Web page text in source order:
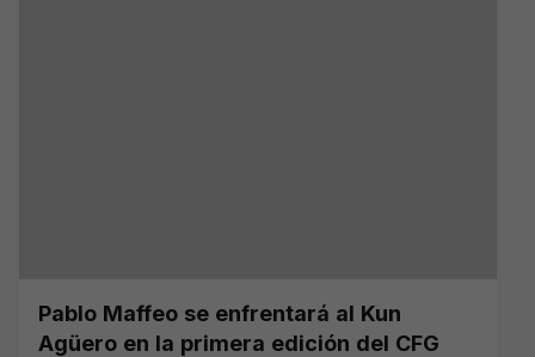
Pablo Maffeo se enfrentará al Kun
Agüero en la primera edición del CFG